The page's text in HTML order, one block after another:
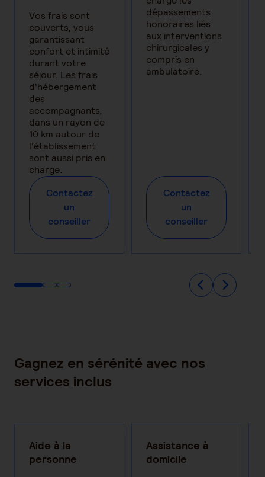
Vos frais sont
couverts, vous
garantissant
confort et intimité
durant votre
séjour. Les frais
d'hébergement
des
accompagnants,
dans un rayon de
10 km autour de
l'établissement
sont aussi pris en
charge.
Contactez
un
conseiller
dépassements
honoraires liés
aux interventions
chirurgicales y
compris en
ambulatoire.
Contactez
un
conseiller
Gagnez en sérénité avec nos
services inclus
Aide à la
personne
Assistance à
domicile